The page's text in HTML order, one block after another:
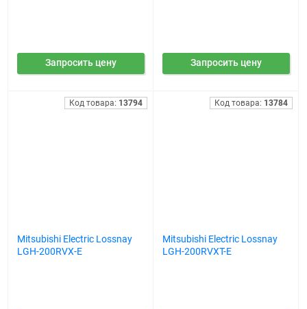
Запросить цену Запросить цену
Код товара: 13794
Mitsubishi Electric Lossnay
LGH-200RVX-E
Код товара: 13784
Mitsubishi Electric Lossnay
LGH-200RVXT-E